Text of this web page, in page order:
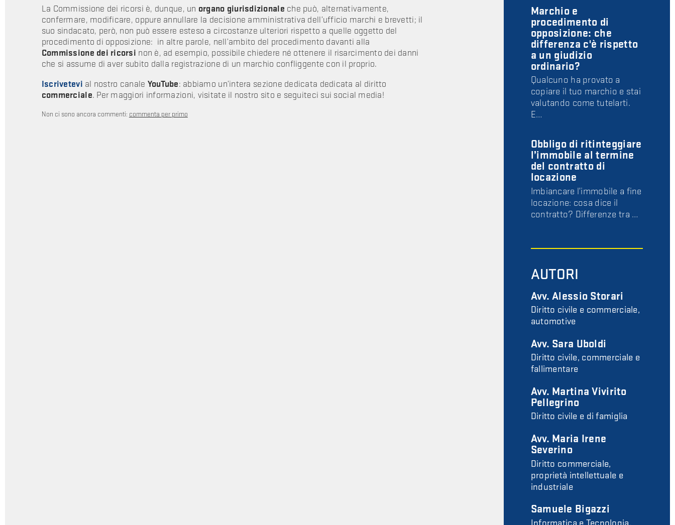
La Commissione dei ricorsi è, dunque, un organo giurisdizionale che può, alternativamente,
confermare, modificare, oppure annullare la decisione amministrativa dell’ufficio marchi e brevetti; il
suo sindacato, però, non può essere esteso a circostanze ulteriori rispetto a quelle oggetto del
procedimento di opposizione: in altre parole, nell’ambito del procedimento davanti alla
Commissione dei ricorsi non è, ad esempio, possibile chiedere né ottenere il risarcimento dei danni
che si assume di aver subito dalla registrazione di un marchio confliggente con il proprio.
Iscrivetevi al nostro canale YouTube: abbiamo un’intera sezione dedicata dedicata al diritto
commerciale. Per maggiori informazioni, visitate il nostro sito e seguiteci sui social media!
Non ci sono ancora commenti: commenta per primo
Marchio e
procedimento di
opposizione: che
differenza c'è rispetto
a un giudizio
ordinario?
Qualcuno ha provato a
copiare il tuo marchio e stai
valutando come tutelarti.
E…
Obbligo di ritinteggiare
l’immobile al termine
del contratto di
locazione
Imbiancare l’immobile a fine
locazione: cosa dice il
contratto? Differenze tra …
AUTORI
Avv. Alessio Storari
Diritto civile e commerciale,
automotive
Avv. Sara Uboldi
Diritto civile, commerciale e
fallimentare
Avv. Martina Vivirito
Pellegrino
Diritto civile e di famiglia
Avv. Maria Irene
Severino
Diritto commerciale,
proprietà intellettuale e
industriale
Samuele Bigazzi